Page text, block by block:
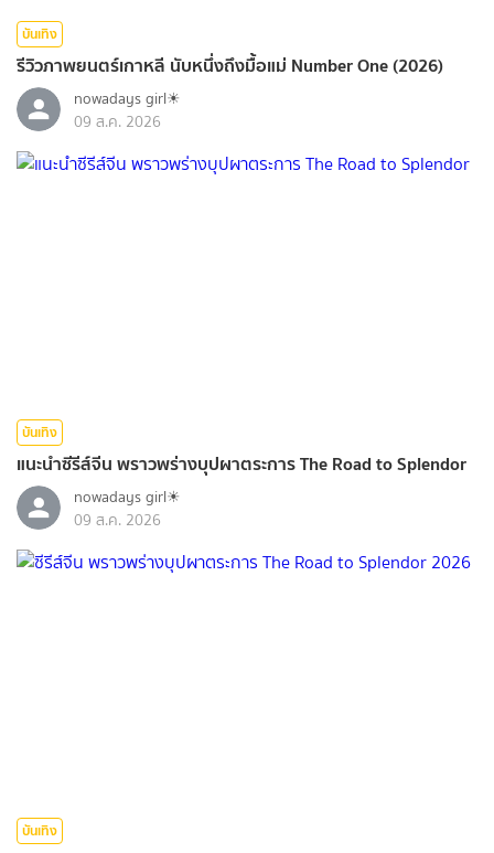
บันเทิง
รีวิวภาพยนตร์เกาหลี นับหนึ่งถึงมื้อแม่ Number One (2026)
nowadays girl☀︎︎
09 ส.ค. 2026
บันเทิง
แนะนำซีรีส์จีน พราวพร่างบุปผาตระการ The Road to Splendor
nowadays girl☀︎︎
09 ส.ค. 2026
บันเทิง